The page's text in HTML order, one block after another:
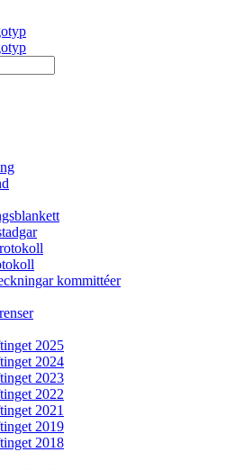
kommittéer
2025
2024
2023
2022
2021
2019
2018